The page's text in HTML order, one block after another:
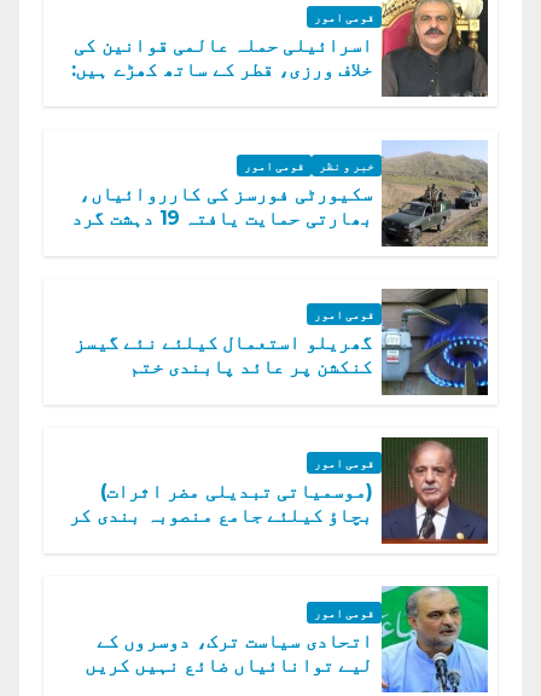
قومی امور
اسرائیلی حملہ عالمی قوانین کی
خلاف ورزی، قطر کے ساتھ کھڑے ہیں:
خبر و نظر قومی امور
سکیورٹی فورسز کی کارروائیاں،
بھارتی حمایت یافتہ 19 دہشت گرد
قومی امور
گھریلو استعمال کیلئے نئے گیسز
کنکشن پر عائد پابندی ختم
قومی امور
(موسمیاتی تبدیلی مضر اثرات)
بچاؤ کیلئے جامع منصوبہ بندی کر
قومی امور
اتحادی سیاست ترک، دوسروں کے
لیے توانائیاں ضائع نہیں کریں